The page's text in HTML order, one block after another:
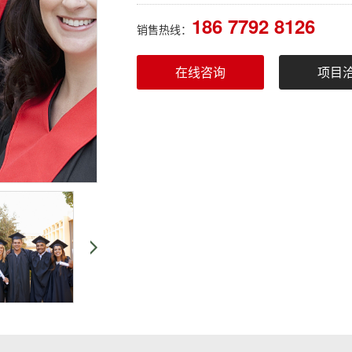
销售热线： 186 7792 8126
在线咨询 项目